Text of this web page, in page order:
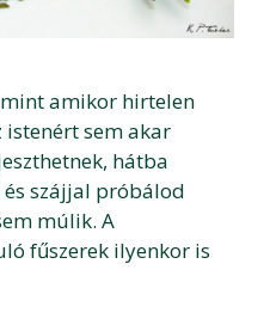
amikor hirtelen
istenért sem akar
hátba
szájjal próbálod
múlik. A
fűszerek ilyenkor is